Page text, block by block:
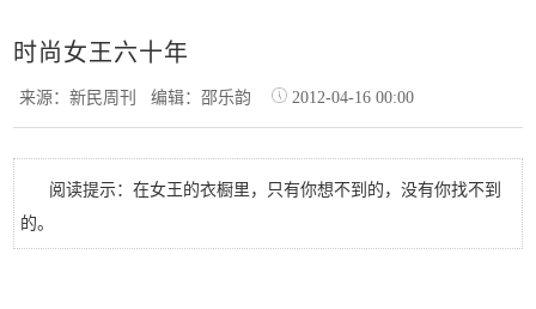
时尚女王六十年
来源：新民周刊编辑：邵乐韵 2012-04-16 00:00
阅读提示：在女王的衣橱里，只有你想不到的，没有你找不到
的。